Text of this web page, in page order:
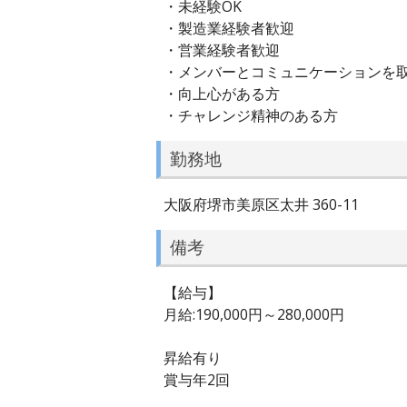
・未経験OK
・製造業経験者歓迎
・営業経験者歓迎
・メンバーとコミュニケーションを
・向上心がある方
・チャレンジ精神のある方
勤務地
大阪府堺市美原区太井 360-11
備考
【給与】
月給:190,000円～280,000円
昇給有り
賞与年2回